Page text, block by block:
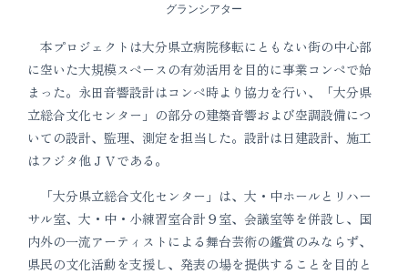
グランシアター
本プロジェクトは大分県立病院移転にともない街の中心部
に空いた大規模スペースの有効活用を目的に事業コンペで始
まった。永田音響設計はコンペ時より協力を行い、「大分県
立総合文化センター」の部分の建築音響および空調設備につ
いての設計、監理、測定を担当した。設計は日建設計、施工
はフジタ他ＪＶである。
「大分県立総合文化センター」は、大・中ホールとリハー
サル室、大・中・小練習室合計９室、会議室等を併設し、国
内外の一流アーティストによる舞台芸術の鑑賞のみならず、
県民の文化活動を支援し、発表の場を提供することを目的と